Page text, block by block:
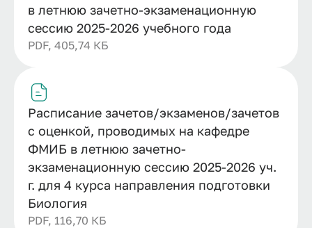
в летнюю зачетно-экзаменационную
сессию 2025-2026 учебного года
PDF, 405,74 КБ
Расписание зачетов/экзаменов/зачетов
с оценкой, проводимых на кафедре
ФМИБ в летнюю зачетно-
экзаменационную сессию 2025-2026 уч.
г. для 4 курса направления подготовки
Биология
PDF, 116,70 КБ